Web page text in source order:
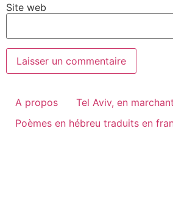
Site web
A propos
Tel Aviv, en
Poèmes en hébreu traduits en